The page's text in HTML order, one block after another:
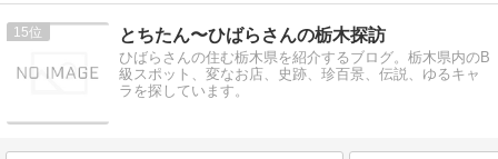
15 とちたん〜ひばらさんの栃木探訪
ひばらさんの住む栃木県を紹介するブログ。栃木県内のB
級スポット、変なお店、史跡、珍百景、伝説、ゆるキャ
ラを探しています。